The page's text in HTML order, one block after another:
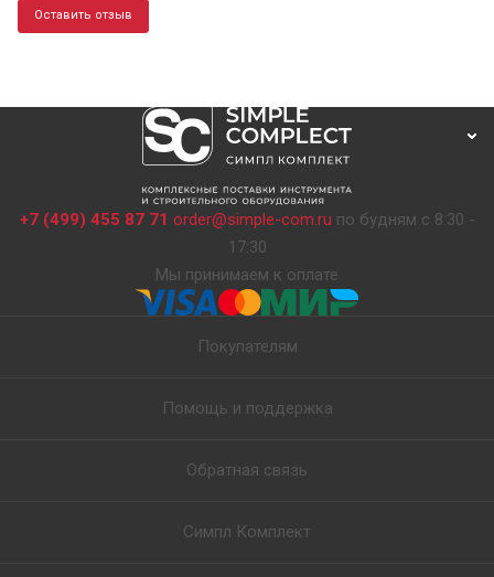
Оставить отзыв
+7 (499) 455 87 71 order@simple-com.ru по будням с 8:30 -
17:30
Мы принимаем к оплате
Покупателям
Помощь и поддержка
Обратная связь
Симпл Комплект